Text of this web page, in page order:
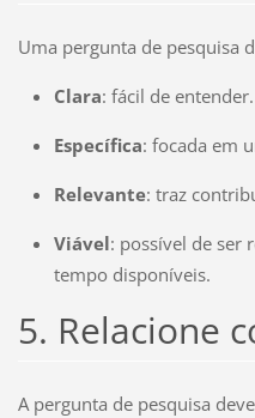
Uma pergunta de pesquisa
Clara: fácil de entender.
Específica: focada em
Relevante: traz
Viável: possível de ser
tempo disponíveis.
5. Relacione
A pergunta de pesquisa